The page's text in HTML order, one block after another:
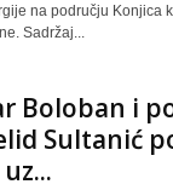
na području Konjica
Sadržaj...
Boloban i
Sultanić